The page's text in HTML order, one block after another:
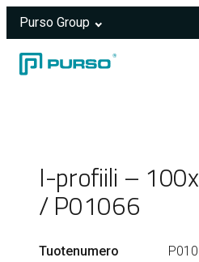
Purso Group
I-profiili –
/ P01066
Tuotenumero